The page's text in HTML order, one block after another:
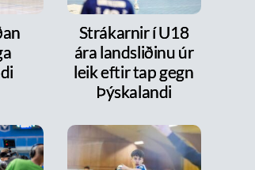
Strákarnir í U18
ára landsliðinu úr
leik eftir tap gegn
Þýskalandi